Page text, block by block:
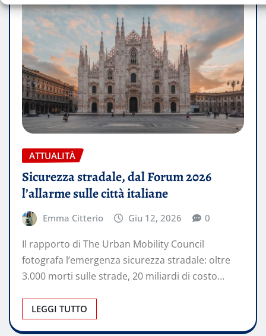
ATTUALITÀ
Sicurezza stradale, dal Forum 2026
l’allarme sulle città italiane
Emma Citterio Giu 12, 2026 0
Il rapporto di The Urban Mobility Council
fotografa l’emergenza sicurezza stradale: oltre
3.000 morti sulle strade, 20 miliardi di costo…
LEGGI TUTTO